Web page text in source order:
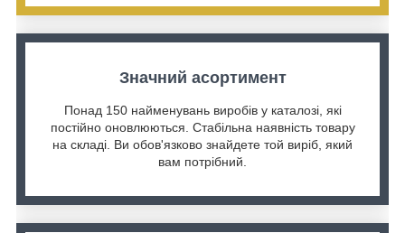
Значний асортимент
Понад 150 найменувань виробів у каталозі, які
постійно оновлюються. Стабільна наявність товару
на складі. Ви обов'язково знайдете той виріб, який
вам потрібний.